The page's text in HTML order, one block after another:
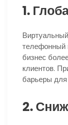
1.
телефонный
бизнес
клиентов.
барьеры для
2.